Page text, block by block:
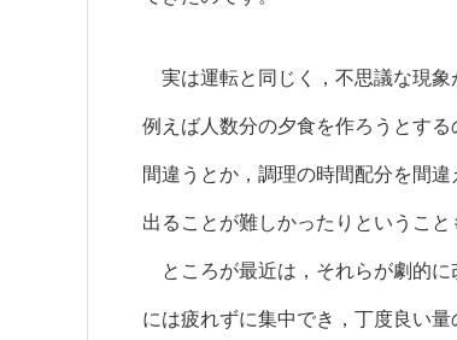
実は運転と同じく，不思議な現象
例えば人数分の夕食を作ろうとす
間違うとか，調理の時間配分を間
出ることが難しかったりということ
ところが最近は，それらが劇的に
には疲れずに集中でき，丁度良い